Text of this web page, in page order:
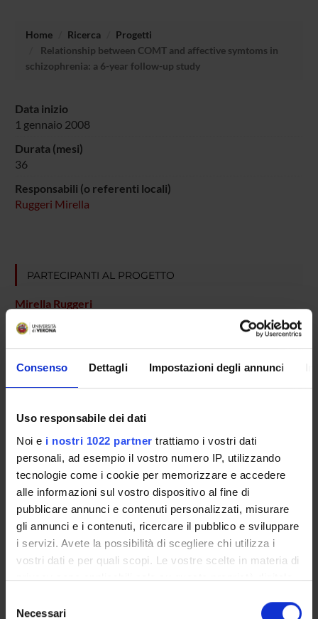
Consenso Dettagli Impostazioni degli annunci
Uso responsabile dei dati
Noi e i nostri 1022 partner trattiamo i vostri dati
personali, ad esempio il vostro numero IP, utilizzando
tecnologie come i cookie per memorizzare e accedere
alle informazioni sul vostro dispositivo al fine di
pubblicare annunci e contenuti personalizzati, misurare
gli annunci e i contenuti, ricercare il pubblico e sviluppare
i servizi. Avete la possibilità di scegliere chi utilizza i
vostri dati e per quali scopi. Le vostre scelte in materia di
privacy sono applicabili solo su questa proprietà digitale
modificare o revocare il proprio consenso in qualsiasi
delNecessari
Home Ricerca
Progetti
Relationship between COMT and affective symtoms in
schizophrenia: a 6-year follow-up study
Data inizio
1 gennaio 2008
Durata (mesi)
36
Responsabili (o referenti locali)
Ruggeri Mirella
PARTECIPANTI AL PROGETTO
Mirella Ruggeri
AREE DI RICERCA COINVOLTE DAL PROGETTO
Psychiatry
SEZIONI
Psichiatria
ATTIVITÀ